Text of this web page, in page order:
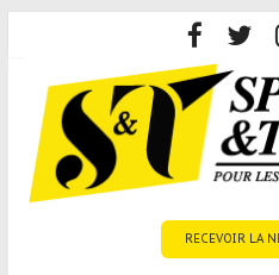
content
RECEVOIR LA